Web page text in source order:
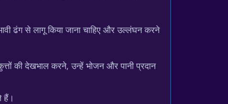
ढंग से लागू किया जाना चाहिए और उल्लंघन करने
की देखभाल करने, उन्हें भोजन और पानी प्रदान
हैं।